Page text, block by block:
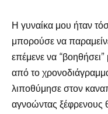
Η γυναίκα μου ήταν
μπορούσε να
επέμενε να
από το
λιποθύμησε στον
αγνοώντας ξέφρενους